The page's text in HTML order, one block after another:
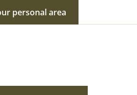
LANGUAGE
personal area